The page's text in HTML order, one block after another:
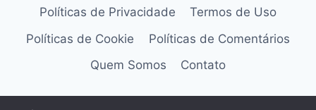
Políticas de Privacidade
Termos de Uso
Políticas de Cookie
Políticas de Comentários
Quem Somos
Contato